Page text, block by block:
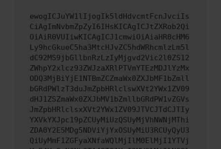
ewogICJuYW1lIjogIk5ldHdvcmtFcnJvciIs
CiAgImNvbmZpZyI6IHsKICAgICJtZXRob2Qi
OiAiR0VUIiwKICAgICJ1cmwiOiAiaHR0cHM6
Ly9hcGkueC5ha3MtcHJvZC5hdWRhcmlzLm5l
dC92MS9jbGllbnRzLzIyMjgvd2Vic2l0ZS12
ZWhpY2xlcz93ZWJzaXRlPTVmYTEzMDJlYzMx
ODQ3MjBiYjE1NTBmZCZmaWx0ZXJbMF1bZmll
bGRdPWlzT3duJmZpbHRlclswXVt2YWx1ZV09
dHJ1ZSZmaWx0ZXJbMV1bZmllbGRdPW1vZGVs
JmZpbHRlclsxXVt2YWx1ZV09JTVCJTdCJTIy
YXVkYXJpc19pZCUyMiUzQSUyMjVhNWNjMThi
ZDA0Y2E5MDg5NDViYjYxOSUyMiU3RCUyQyU3
QiUyMmF1ZGFyaXNfaWQlMjIlM0ElMjI1YTVj